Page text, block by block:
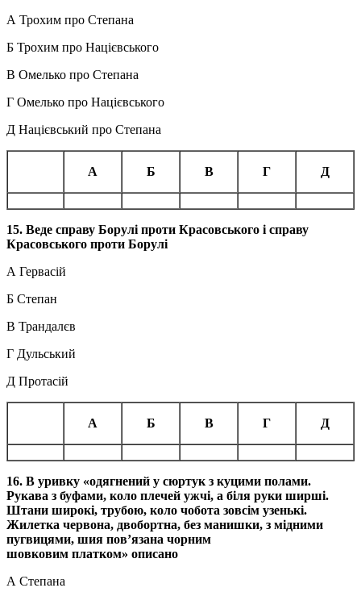
А Трохим про Степана
Б Трохим про Націєвського
В Омелько про Степана
Г Омелько про Націєвського
Д Націєвський про Степана
А Б В Г Д
15. Веде справу Борулі проти Красовського і справу
Красовського проти Борулі
А Гервасій
Б Степан
В Трандалєв
Г Дульський
Д Протасій
А Б В Г Д
16. В уривку «одягнений у сюртук з куцими полами.
Рукава з буфами, коло плечей ужчі, а біля руки ширші.
Штани широкі, трубою, коло чобота зовсім узенькі.
Жилетка червона, двобортна, без манишки, з мідними
пугвицями, шия пов’язана чорним
шовковим платком» описано
А Степана